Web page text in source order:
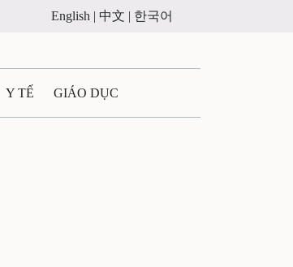
English | 中文 | 한국어
Y TẾ GIÁO DỤC